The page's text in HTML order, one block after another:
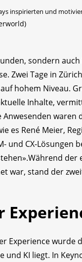
inspirierten und
sondern
Zwei Tage in
hohem Niveau.
Inhalte,
Anwesenden
es René Meier,
und CX-Lösungen
war, stand der
Experience
und KI liegt. In